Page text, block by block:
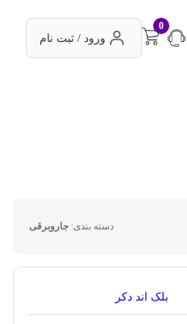
0
ورود / ثبت نام
دسته بندی: جاروبرقی
بلک اند دکر